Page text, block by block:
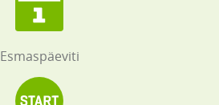
Esmaspäeviti